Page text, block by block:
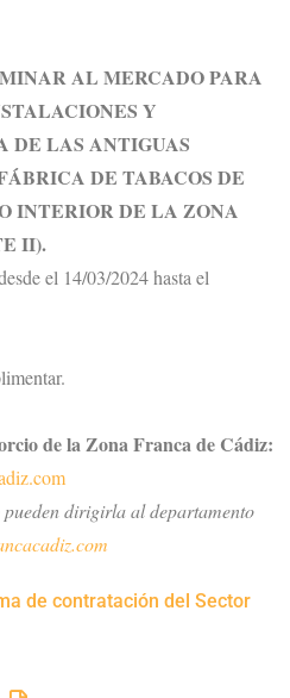
AL MERCADO PARA
Y
DE LAS ANTIGUAS
DE TABACOS DE
INTERIOR DE LA ZONA
II).
el 14/03/2024 hasta el
de la Zona Franca de Cádiz:
dirigirla al departamento
de contratación del Sector